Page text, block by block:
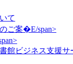
て
ご案�E/span>
館ビジネス支援サ